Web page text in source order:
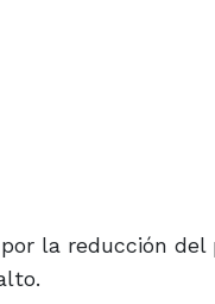
la reducción